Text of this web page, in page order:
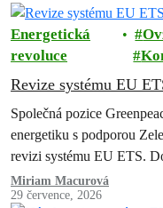
Energetická
revoluce
Revize systému EU
Společná pozice
energetiku s podporou
revizi systému EU ETS.
zachovat a posílit systém…
Miriam Macurová
29 července, 2026